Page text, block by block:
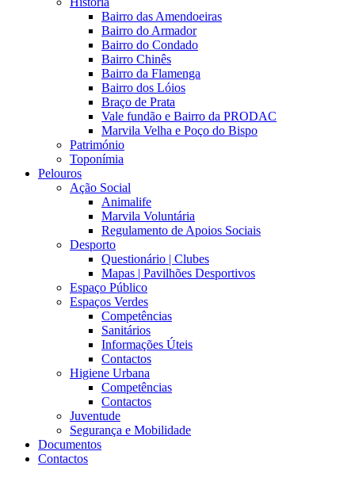
Bairro das Amendoeiras
Bairro do Armador
Bairro do Condado
Bairro Chinês
Bairro da Flamenga
Bairro dos Lóios
Braço de Prata
Vale fundão e Bairro da PRODAC
Marvila Velha e Poço do Bispo
Património
Toponímia
Pelouros
Ação Social
Animalife
Marvila Voluntária
Regulamento de Apoios Sociais
Desporto
Questionário | Clubes
Mapas | Pavilhões Desportivos
Espaço Público
Espaços Verdes
Competências
Sanitários
Informações Úteis
Contactos
Higiene Urbana
Competências
Contactos
Juventude
Segurança e Mobilidade
Documentos
Contactos